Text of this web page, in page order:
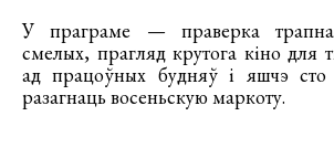
У праграме — праверка
смелых, прагляд крутога кіно для
ад працоўных будняў і яшчэ сто
разагнаць восеньскую маркоту.